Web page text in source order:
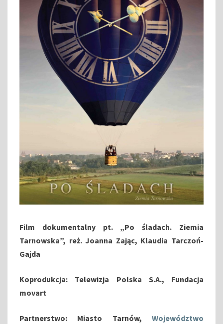
H
I
E
A
A
R
N
O
K
A
Film dokumentalny pt. „Po śladach. Ziemia
Tarnowska”, reż. Joanna Zając, Klaudia Tarczoń-
Gajda
Koprodukcja: Telewizja Polska S.A., Fundacja
movart
Partnerstwo: Miasto Tarnów, Województwo